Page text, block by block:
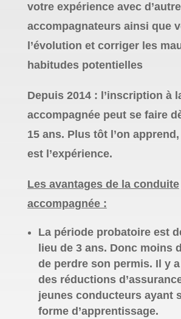
votre expérience avec
accompagnateurs ainsi que
l’évolution et corriger les
habitudes potentielles
Depuis 2014 : l’inscription à
accompagnée peut se faire
15 ans. Plus tôt l’on
est l’expérience.
Les avantages de la conduite
accompagnée :
La période probatoire est
lieu de 3 ans. Donc moins
de perdre son permis. Il y
des réductions
jeunes conducteurs ayant
forme d’apprentissage.